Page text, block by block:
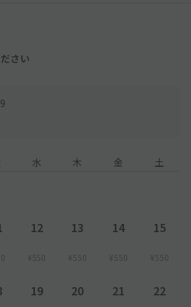
ます。
さい
水 木 金 土
12
¥550
13
¥550
14
¥550
15
¥550
19 20 21 22